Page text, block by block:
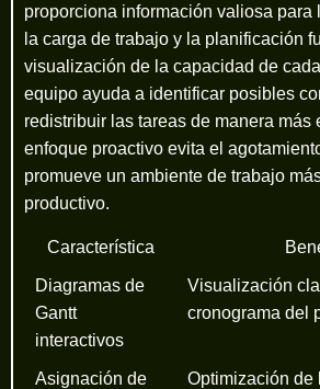
proporciona información valiosa para
la carga de trabajo y la planificación
visualización de la capacidad de
equipo ayuda a identificar posibles
redistribuir las tareas de manera más
enfoque proactivo evita el
promueve un ambiente de trabajo
productivo.
Característica
Diagramas de
Gantt
interactivos
Visualización
cronograma del
Asignación de
Optimización de